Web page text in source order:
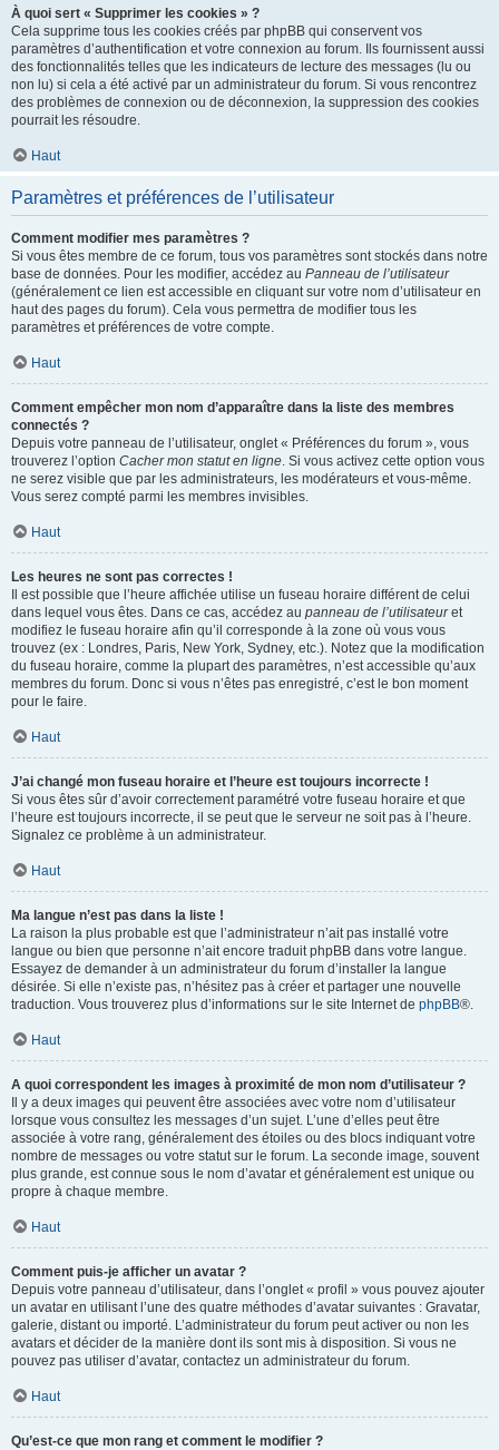
À quoi sert « Supprimer les cookies » ?
Cela supprime tous les cookies créés par phpBB qui conservent vos
paramètres d’authentification et votre connexion au forum. Ils fournissent aussi
des fonctionnalités telles que les indicateurs de lecture des messages (lu ou
non lu) si cela a été activé par un administrateur du forum. Si vous rencontrez
des problèmes de connexion ou de déconnexion, la suppression des cookies
pourrait les résoudre.
Haut
Paramètres et préférences de l’utilisateur
Comment modifier mes paramètres ?
Si vous êtes membre de ce forum, tous vos paramètres sont stockés dans notre
base de données. Pour les modifier, accédez au Panneau de l’utilisateur
(généralement ce lien est accessible en cliquant sur votre nom d’utilisateur en
haut des pages du forum). Cela vous permettra de modifier tous les
paramètres et préférences de votre compte.
Haut
Comment empêcher mon nom d’apparaître dans la liste des membres
connectés ?
Depuis votre panneau de l’utilisateur, onglet « Préférences du forum », vous
trouverez l’option Cacher mon statut en ligne. Si vous activez cette option vous
ne serez visible que par les administrateurs, les modérateurs et vous-même.
Vous serez compté parmi les membres invisibles.
Haut
Les heures ne sont pas correctes !
Il est possible que l’heure affichée utilise un fuseau horaire différent de celui
dans lequel vous êtes. Dans ce cas, accédez au panneau de l’utilisateuret
modifiez le fuseau horaire afin qu’il corresponde à la zone où vous vous
trouvez (ex : Londres, Paris, New York, Sydney, etc.). Notez que la modification
du fuseau horaire, comme la plupart des paramètres, n’est accessible qu’aux
membres du forum. Donc si vous n’êtes pas enregistré, c’est le bon moment
pour le faire.
Haut
J’ai changé mon fuseau horaire et l’heure est toujours incorrecte !
Si vous êtes sûr d’avoir correctement paramétré votre fuseau horaire et que
l’heure est toujours incorrecte, il se peut que le serveur ne soit pas à l’heure.
Signalez ce problème à un administrateur.
Haut
Ma langue n’est pas dans la liste !
La raison la plus probable est que l’administrateur n’ait pas installé votre
langue ou bien que personne n’ait encore traduit phpBB dans votre langue.
Essayez de demander à un administrateur du forum d’installer la langue
désirée. Si elle n’existe pas, n’hésitez pas à créer et partager une nouvelle
traduction. Vous trouverez plus d’informations sur le site Internet de phpBB®.
Haut
A quoi correspondent les images à proximité de mon nom d’utilisateur ?
Il y a deux images qui peuvent être associées avec votre nom d’utilisateur
lorsque vous consultez les messages d’un sujet. L’une d’elles peut être
associée à votre rang, généralement des étoiles ou des blocs indiquant votre
nombre de messages ou votre statut sur le forum. La seconde image, souvent
plus grande, est connue sous le nom d’avatar et généralement est unique ou
propre à chaque membre.
Haut
Comment puis-je afficher un avatar ?
Depuis votre panneau d’utilisateur, dans l’onglet « profil » vous pouvez ajouter
un avatar en utilisant l’une des quatre méthodes d’avatar suivantes : Gravatar,
galerie, distant ou importé. L’administrateur du forum peut activer ou non les
avatars et décider de la manière dont ils sont mis à disposition. Si vous ne
pouvez pas utiliser d’avatar, contactez un administrateur du forum.
Haut
Qu’est-ce que mon rang et comment le modifier ?